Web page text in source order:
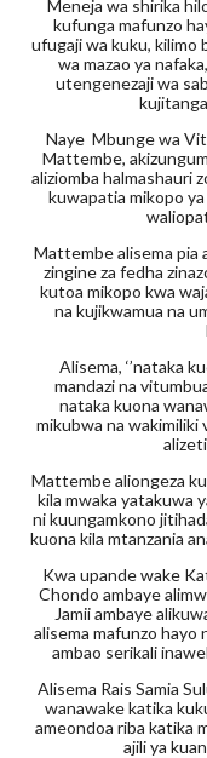
Meneja wa shirika
kufunga mafunzo
ufugaji wa kuku, kilimo
wa mazao ya
utengenezaji wa
Naye Mbunge wa
Mattembe,
aliziomba halmashauri
kuwapatia mikopo
Mattembe alisema pia
zingine za fedha
kutoa mikopo kwa
na kujikwamua na
Alisema, ‘’nataka
mandazi na
nataka kuona
mikubwa na wakimiliki
Mattembe aliongeza
kila mwaka yatakuwa
ni kuungamkono
kuona kila mtanzania
Kwa upande wake
Chondo ambaye
Jamii ambaye
alisema mafunzo hayo
ambao serikali
Alisema Rais Samia
wanawake katika
ameondoa riba katika
ajili ya